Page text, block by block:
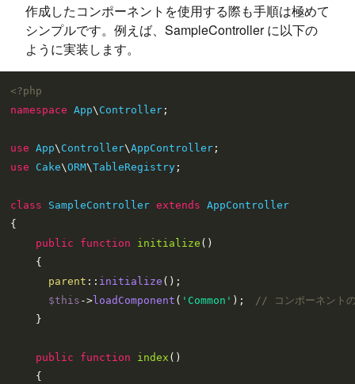
作成したコンポーネントを使用する際も手順は極めて
シンプルです。例えば、SampleController に以下の
ように実装します。
<?php
namespace
App\ Controller ;
use App\ Controller\AppController
use
Cake\ORM\TableRegistry ;
class SampleController extends
AppController
{
public
function initialize ( )
{
parent :: initialize ();
$this ->loadComponent ( 'Common' );
// コンポーネント
    }
public function index ( )
{